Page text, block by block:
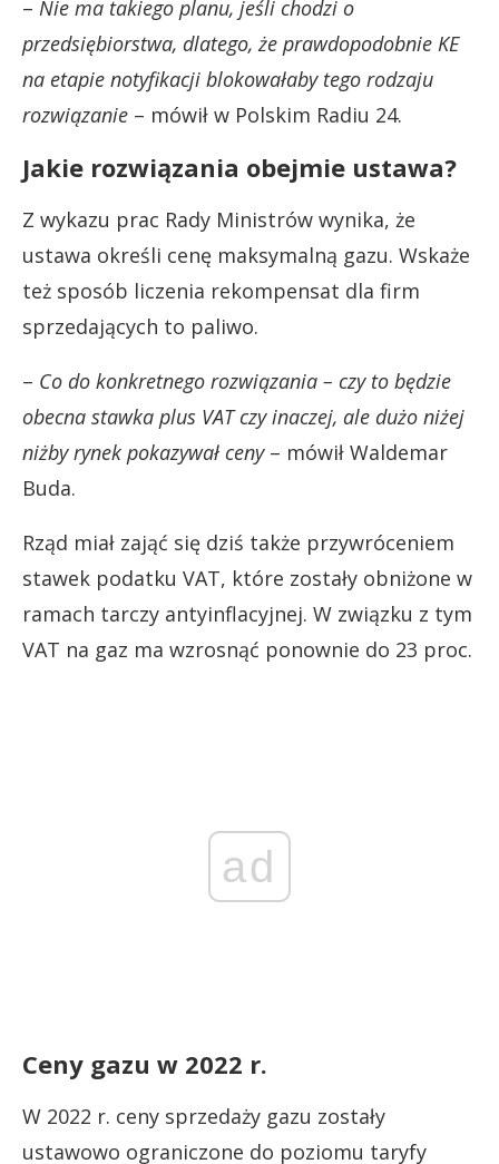
– Nie ma takiego planu, jeśli chodzi o
przedsiębiorstwa, dlatego, że prawdopodobnie KE
na etapie notyfikacji blokowałaby tego rodzaju
rozwiązanie – mówił w Polskim Radiu 24.
Jakie rozwiązania obejmie ustawa?
Z wykazu prac Rady Ministrów wynika, że
ustawa określi cenę maksymalną gazu. Wskaże
też sposób liczenia rekompensat dla firm
sprzedających to paliwo.
– Co do konkretnego rozwiązania – czy to będzie
obecna stawka plus VAT czy inaczej, ale dużo niżej
niżby rynek pokazywał ceny– mówił Waldemar
Buda.
Rząd miał zająć się dziś także przywróceniem
stawek podatku VAT, które zostały obniżone w
ramach tarczy antyinflacyjnej. W związku z tym
VAT na gaz ma wzrosnąć ponownie do 23 proc.
ad
Ceny gazu w 2022 r.
W 2022 r. ceny sprzedaży gazu zostały
ustawowo ograniczone do poziomu taryfy